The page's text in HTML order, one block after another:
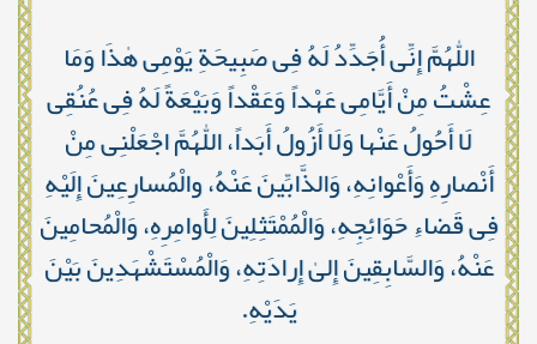
اللّٰهُمَّ إِنِّی أُجَدِّدُ لَهُ فِی صَبِیحَةِ یَوْمِی هٰذَا وَمَا
عِشْتُ مِنْ أَیَّامِی عَهْداً وَعَقْداً وَبَیْعَةً لَهُ فِی عُنُقِی
لَا أَحُولُ عَنْها وَلَا أَزُولُ أَبَداً، اللّٰهُمَّ اجْعَلْنِی مِنْ
أَنْصارِهِ وَأَعْوانِهِ، وَالذَّابِّینَ عَنْهُ، والْمُسارِعِینَ إِلَیْهِ
فِی قَضاءِ حَوَائِجِهِ، وَالْمُمْتَثِلِینَ لِأَوامِرِهِ، وَالْمُحامِینَ
عَنْهُ، وَالسَّابِقِینَ إِلىٰ إِرادَتِهِ، وَالْمُسْتَشْهَدِینَ بَیْنَ
یَدَیْهِ.